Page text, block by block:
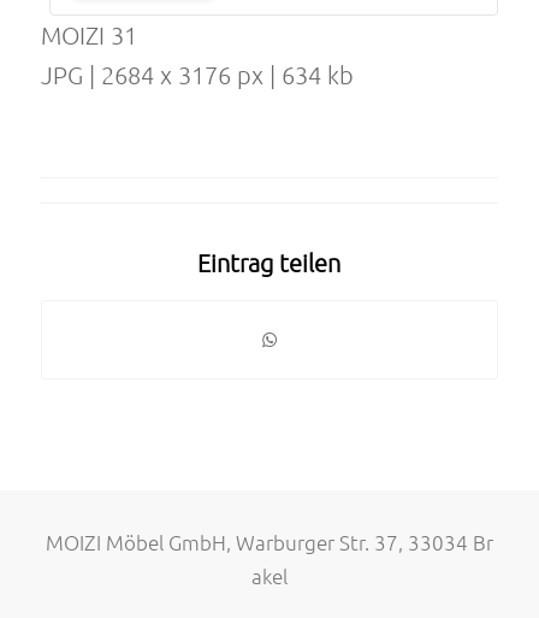
MOIZI 31
JPG | 2684 x 3176 px | 634 kb
Eintrag teilen
MOIZI Möbel GmbH, Warburger Str. 37, 33034 Br
akel